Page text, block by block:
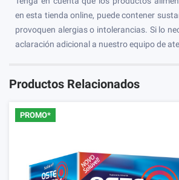
en esta tienda online, puede contener
provoquen alergias o intolerancias. Si lo
aclaración adicional a nuestro equipo de
Productos Relacionados
PROMO*